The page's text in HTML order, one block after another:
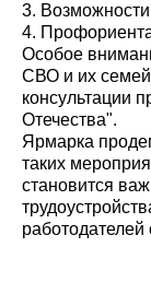
3.
4.
Особое
СВО и их
консультации
Отечества".
Ярмарка
таких
становится
работодателей